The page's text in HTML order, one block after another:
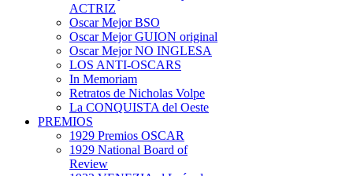
ACTRIZ
Oscar Mejor BSO
Oscar Mejor GUION original
Oscar Mejor NO INGLESA
LOS ANTI-OSCARS
In Memoriam
Retratos de Nicholas Volpe
La CONQUISTA del Oeste
PREMIOS
1929 Premios OSCAR
1929 National Board of
Review